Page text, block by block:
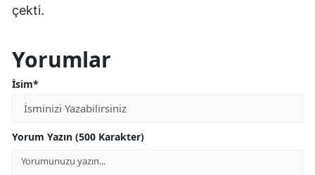
çekti.
Yorumlar
İsim*
Yorum Yazın (500 Karakter)